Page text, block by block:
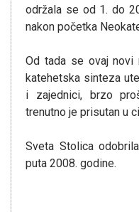
održala se od 1. do
nakon početka
Od tada se ovaj novi
katehetska sinteza
i zajednici, brzo
trenutno je prisutan u
Sveta Stolica
puta 2008. godine.